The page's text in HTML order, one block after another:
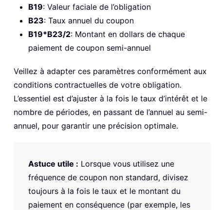
B19: Valeur faciale de l’obligation
B23: Taux annuel du coupon
B19*B23/2: Montant en dollars de chaque
paiement de coupon semi-annuel
Veillez à adapter ces paramètres conformément aux
conditions contractuelles de votre obligation.
L’essentiel est d’ajuster à la fois le taux d’intérêt et le
nombre de périodes, en passant de l’annuel au semi-
annuel, pour garantir une précision optimale.
Astuce utile : Lorsque vous utilisez une
fréquence de coupon non standard, divisez
toujours à la fois le taux et le montant du
paiement en conséquence (par exemple, les